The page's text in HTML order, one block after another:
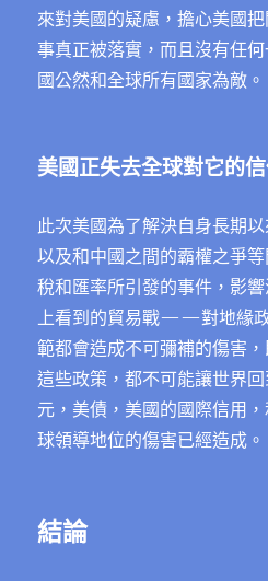
來對美國的疑慮，擔心美國
事真正被落實，而且沒有任
國公然和全球所有國家為敵。
美國正失去全球對它的
此次美國為了解決自身長期
以及和中國之間的霸權之爭
稅和匯率所引發的事件，影
上看到的貿易戰——對地緣
範都會造成不可彌補的傷害
這些政策，都不可能讓世界
元，美債，美國的國際信用
球領導地位的傷害已經造成。
結論